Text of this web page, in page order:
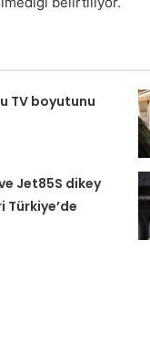
TV boyutunu
Jet85S dikey